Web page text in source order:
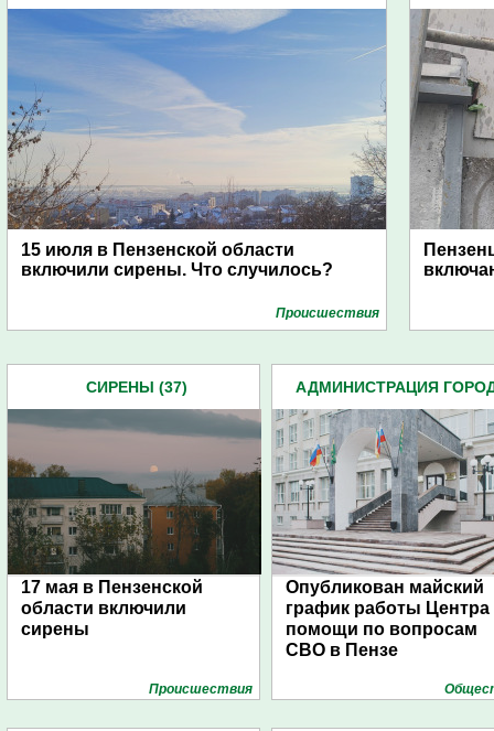
15 июля в Пензенской области
включили сирены. Что случилось?
Проиcшествия
СИРЕНЫ (37)
17 мая в Пензенской
области включили
сирены
Проиcшествия
АДМИНИСТРАЦИЯ
Опубликован майский
график работы Центра
помощи по вопросам
СВО в Пензе